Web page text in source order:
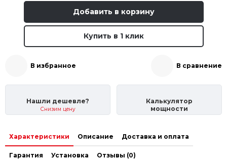
Добавить в корзину
Купить в 1 клик
В избранное В сравнение
Нашли дешевле?
Снизим цену
Калькулятор
мощности
Характеристики Описание Доставка и оплата
Гарантия Установка Отзывы (0)